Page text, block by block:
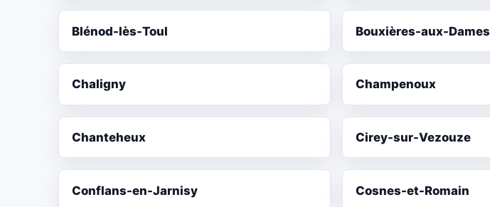
Blénod-lès-Toul Bouxières-aux-Dames
Chaligny Champenoux
Chanteheux Cirey-sur-Vezouze
Conflans-en-Jarnisy Cosnes-et-Romain